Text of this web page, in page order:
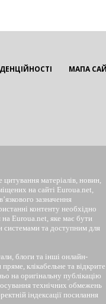
МАПА
матеріалів, новин,
на сайті Euroua.net,
зазначення
контенту необхідно
Euroua.net, яке має бути
системами та доступним для
блоги та інші онлайн-
клікабельне та відкрите
на оригінальну публікацію
технічних обмежень
індексації посилання